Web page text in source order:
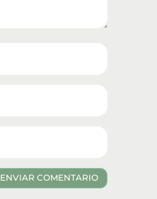
ENVIAR COMENTARIO